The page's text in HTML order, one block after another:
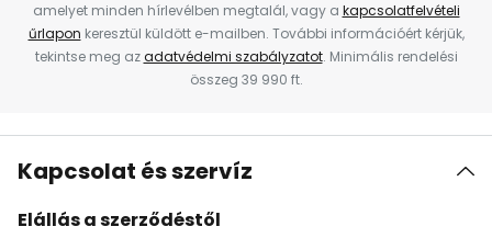
amelyet minden hírlevélben megtalál, vagy a kapcsolatfelvételi
űrlapon keresztül küldött e-mailben. További információért kérjük,
tekintse meg azadatvédelmi szabályzatot. Minimális rendelési
összeg 39 990 ft.
Kapcsolat és szervíz
Elállás a szerződéstől